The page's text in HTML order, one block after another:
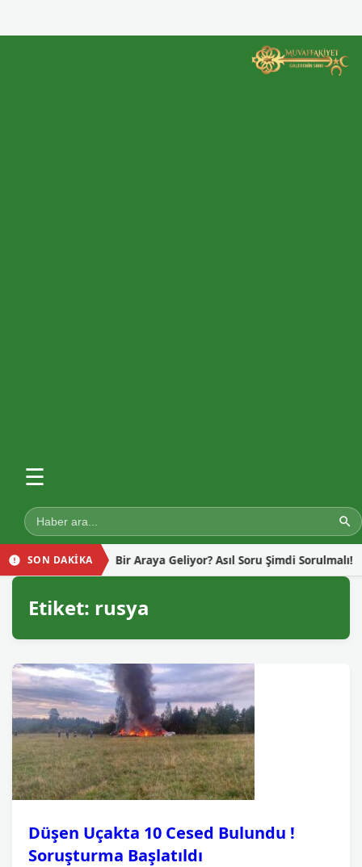
☰
SON DAKİKA
Neden Bir Araya Geliyor? Asıl Soru Şimdi Sorulmalı!
Etiket: rusya
Düşen Uçakta 10 Cesed Bulundu !
Soruşturma Başlatıldı